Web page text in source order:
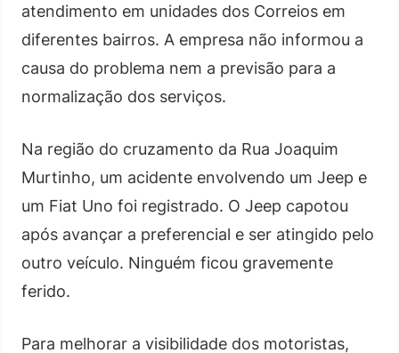
atendimento em unidades dos Correios em
diferentes bairros. A empresa não informou a
causa do problema nem a previsão para a
normalização dos serviços.
Na região do cruzamento da Rua Joaquim
Murtinho, um acidente envolvendo um Jeep e
um Fiat Uno foi registrado. O Jeep capotou
após avançar a preferencial e ser atingido pelo
outro veículo. Ninguém ficou gravemente
ferido.
Para melhorar a visibilidade dos motoristas,